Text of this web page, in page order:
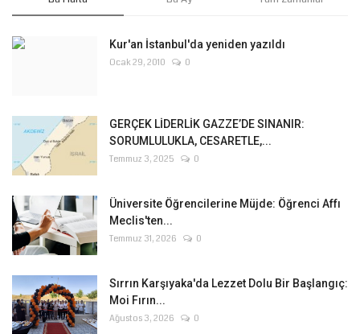
Kur'an İstanbul'da yeniden yazıldı
Ocak 29, 2010 0
GERÇEK LİDERLİK GAZZE’DE SINANIR:
SORUMLULUKLA, CESARETLE,...
Temmuz 3, 2025 0
Üniversite Öğrencilerine Müjde: Öğrenci Affı
Meclis'ten...
Temmuz 31, 2026 0
Sırrın Karşıyaka'da Lezzet Dolu Bir Başlangıç:
Moi Fırın...
Ağustos 3, 2026 0